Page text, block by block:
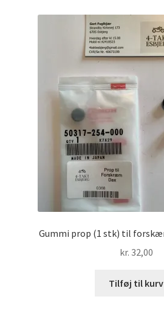
Gummi prop (1 stk) til
kr. 32,00
Tilføj til kurv